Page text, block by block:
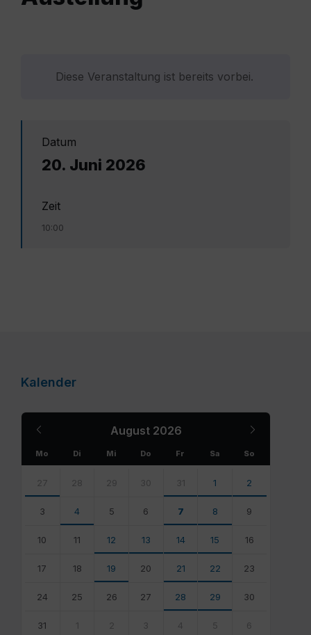
Diese Veranstaltung ist bereits vorbei.
Datum
20. Juni 2026
Zeit
10:00
Kalender
August 2026
Month
Mo Di Mi Do Fr Sa So
calendar
days
27 28 29 30 31 1 2
3 4 5 6 7 8 9
10 11 12 13 14 15 16
17 18 19 20 21 22 23
24 25 26 27 28 29 30
31 1 2 3 4 5 6